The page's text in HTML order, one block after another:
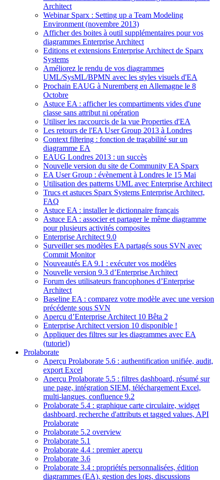
Architect
Webinar Sparx : Setting up a Team Modeling
Environment (novembre 2013)
Afficher des boites à outil supplémentaires pour vos
diagrammes Enterprise Architect
Editions et extensions Enterprise Architect de Sparx
Systems
Améliorez le rendu de vos diagrammes
UML/SysML/BPMN avec les styles visuels d'EA
Prochain EAUG à Nuremberg en Allemagne le 8
Octobre
Astuce EA : afficher les compartiments vides d'une
classe sans attribut ni opération
Utiliser les raccourcis de la vue Properties d'EA
Les retours de l'EA User Group 2013 à Londres
Context filtering : fonction de traçabilité sur un
diagramme EA
EAUG Londres 2013 : un succès
Nouvelle version du site de Community EA Sparx
EA User Group : évènement à Londres le 15 Mai
Utilisation des patterns UML avec Enterprise Architect
Trucs et astuces Sparx Systems Enterprise Architect,
FAQ
Astuce EA : installer le dictionnaire français
Astuce EA : associer et partager le même diagramme
pour plusieurs activités composites
Enterprise Architect 9.0
Surveiller ses modèles EA partagés sous SVN avec
Commit Monitor
Nouveautés EA 9.1 : exécuter vos modèles
Nouvelle version 9.3 d’Enterprise Architect
Forum des utilisateurs francophones d’Enterprise
Architect
Baseline EA : comparez votre modèle avec une version
précédente sous SVN
Aperçu d’Enterprise Architect 10 Bêta 2
Enterprise Architect version 10 disponible !
Appliquer des filtres sur les diagrammes avec EA
(tutoriel)
Prolaborate
Aperçu Prolaborate 5.6 : authentification unifiée, audit,
export Excel
Aperçu Prolaborate 5.5 : filtres dashboard, résumé sur
une page, intégration SIEM, téléchargement Excel,
multi-langues, confluence 9.2
Prolaborate 5.4 : graphique carte circulaire, widget
dashboard, recherche d'attributs et tagged values, API
Prolaborate
Prolaborate 5.2 overview
Prolaborate 5.1
Prolaborate 4.4 : premier aperçu
Prolaborate 3.6
Prolaborate 3.4 : propriétés personnalisées, édition
diagrammes (EA), gestion des logs, discussions